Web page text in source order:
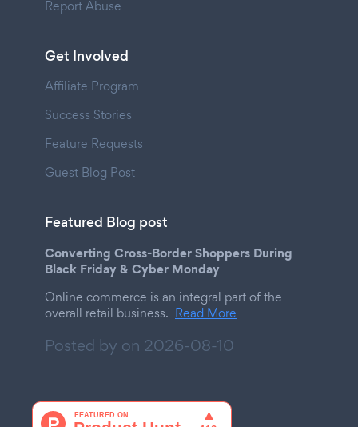
Report Abuse
Get Involved
Affiliate Program
Success Stories
Feature Requests
Guest Blog Post
Featured Blog post
Converting Cross-Border Shoppers During
Black Friday & Cyber Monday
Online commerce is an integral part of the
overall retail business. Read More
Posted by on 2026-08-10